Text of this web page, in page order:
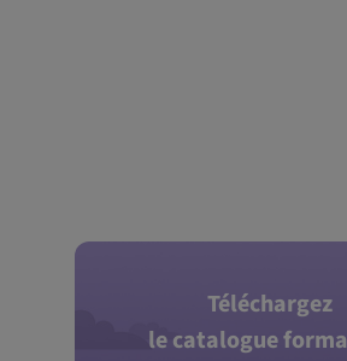
Téléchargez
le catalogue